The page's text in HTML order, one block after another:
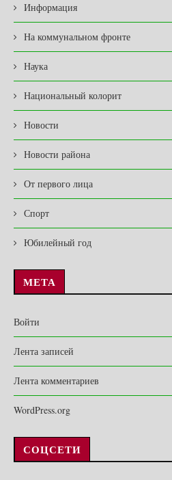
Информация
На коммунальном фронте
Наука
Национальный колорит
Новости
Новости района
От первого лица
Спорт
Юбилейный год
МЕТА
Войти
Лента записей
Лента комментариев
WordPress.org
СОЦСЕТИ